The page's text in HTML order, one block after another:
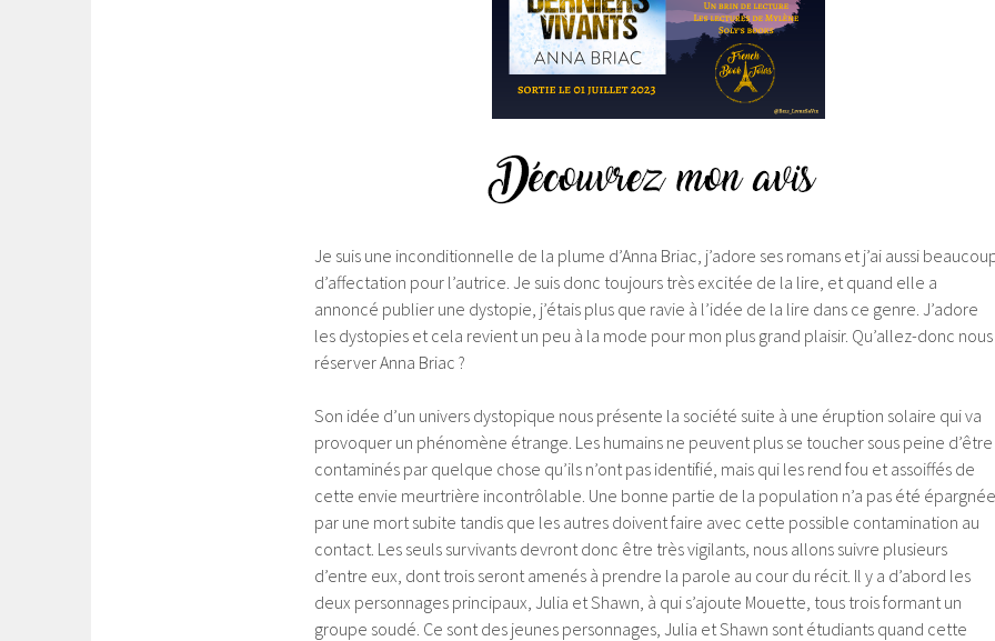
Je suis une inconditionnelle de la plume d’Anna Briac, j’adore ses romans et j’ai aussi
d’affectation pour l’autrice. Je suis donc toujours très excitée de la lire, et quand elle a
annoncé publier une dystopie, j’étais plus que ravie à l’idée de la lire dans ce genre. J’adore
les dystopies et cela revient un peu à la mode pour mon plus grand plaisir. Qu’allez-donc nous
réserver Anna Briac ?
Son idée d’un univers dystopique nous présente la société suite à une éruption solaire qui va
provoquer un phénomène étrange. Les humains ne peuvent plus se toucher sous peine d’être
contaminés par quelque chose qu’ils n’ont pas identifié, mais qui les rend fou et assoiffés de
cette envie meurtrière incontrôlable. Une bonne partie de la population n’a pas été épargnée
par une mort subite tandis que les autres doivent faire avec cette possible contamination au
contact. Les seuls survivants devront donc être très vigilants, nous allons suivre plusieurs
d’entre eux, dont trois seront amenés à prendre la parole au cour du récit. Il y a d’abord les
deux personnages principaux, Julia et Shawn, à qui s’ajoute Mouette, tous trois formant un
groupe soudé. Ce sont des jeunes personnages, Julia et Shawn sont étudiants quand cette